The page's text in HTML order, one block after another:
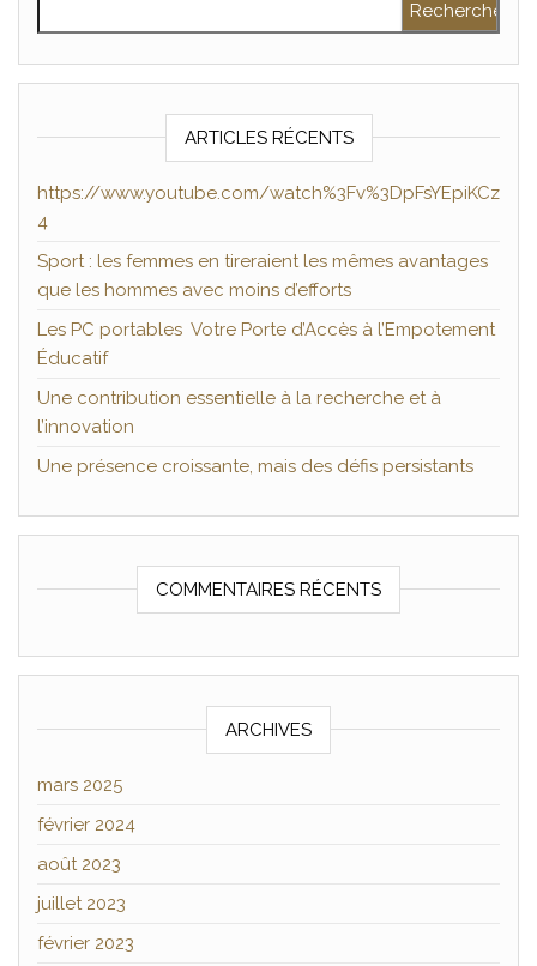
ARTICLES RÉCENTS
https://www.youtube.com/watch%3Fv%3DpFsYEpiKCz
4
Sport : les femmes en tireraient les mêmes avantages
que les hommes avec moins d’efforts
Les PC portables Votre Porte d’Accès à l’Empotement
Éducatif
Une contribution essentielle à la recherche et à
l’innovation
Une présence croissante, mais des défis persistants
COMMENTAIRES RÉCENTS
ARCHIVES
mars 2025
février 2024
août 2023
juillet 2023
février 2023